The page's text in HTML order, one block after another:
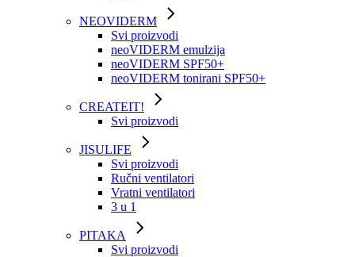
NEOVIDERM
Svi proizvodi
neoVIDERM emulzija
neoVIDERM SPF50+
neoVIDERM tonirani SPF50+
CREATEIT!
Svi proizvodi
JISULIFE
Svi proizvodi
Ručni ventilatori
Vratni ventilatori
3 u 1
PITAKA
Svi proizvodi